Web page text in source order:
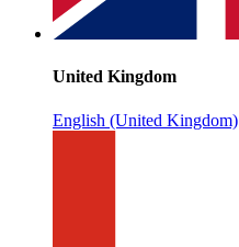
United Kingdom
English (United Kingdom)